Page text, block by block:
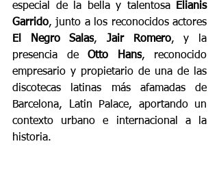
especial de la bella y talentosa
Elianis
Garrido
El Negro Salas, Jair Romero, y la
presencia de Otto Hans, reconocido
empresario y propietario de una de las
discotecas latinas más afamadas de
Barcelona, Latin Palace, aportando un
contexto urbano e internacional a la
historia.